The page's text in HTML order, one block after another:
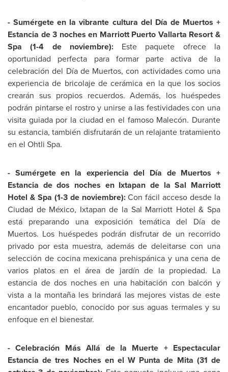
- Sumérgete en la vibrante cultura del Día de Muertos +
Estancia de 3 noches en Marriott Puerto Vallarta Resort &
Spa (1-4 de noviembre):Este paquete ofrece la
oportunidad perfecta para formar parte activa de la
celebración del Día de Muertos, con actividades como una
experiencia de bricolaje de cerámica en la que los socios
crearán sus propios recuerdos. Además, los huéspedes
podrán pintarse el rostro y unirse a las festividades con una
visita guiada por la ciudad en el famoso Malecón. Durante
su estancia, también disfrutarán de un relajante tratamiento
en el Ohtli Spa.
- Sumérgete en la experiencia del Día de Muertos +
Estancia de dos noches en Ixtapan de la Sal Marriott
Hotel & Spa (1-3 de noviembre):Con fácil acceso desde la
Ciudad de México, Ixtapan de la Sal Marriott Hotel & Spa
está preparando una exposición temática del Día de
Muertos. Los huéspedes podrán disfrutar de un recorrido
privado por esta muestra, además de deleitarse con una
selección de cocina mexicana prehispánica y una cena de
varios platos en el área de jardín de la propiedad. La
estancia de dos noches en una habitación con balcón y
vista a la montaña les brindará las mejores vistas de este
encantador pueblo, conocido por sus aguas termales y su
enfoque en el bienestar.
- Celebración Más Allá de la Muerte + Espectacular
Estancia de tres Noches en el W Punta de Mita (31 de